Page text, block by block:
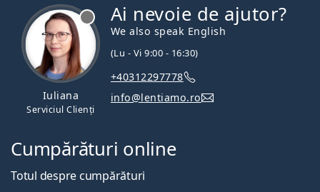
Iuliana
Serviciul Clienți
Ai nevoie de ajutor?
We also speak English
(Lu - Vi 9:00 - 16:30)
+40312297778
info@lentiamo.ro
Cumpărături online
Totul despre cumpărături